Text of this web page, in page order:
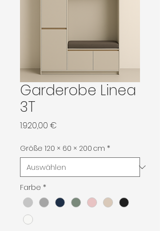
Garderobe Linea
3T
1.920,00 €
Größe 120 × 60 × 200 cm *
Farbe *